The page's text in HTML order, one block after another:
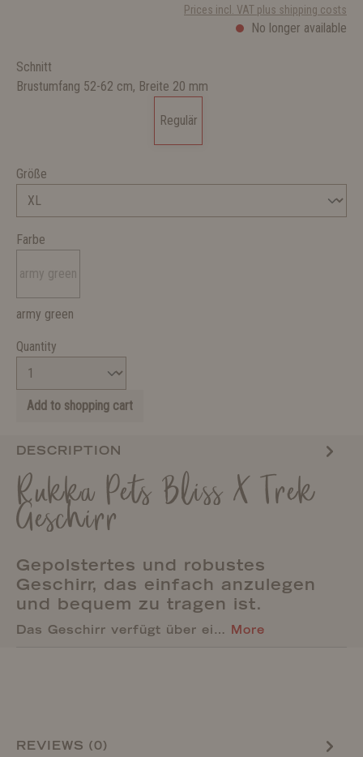
Prices incl. VAT plus shipping costs
No longer available
Schnitt
Brustumfang 52-62 cm, Breite 20 mm
Regulär
Größe
Farbe
army green
army green
Quantity
Add to shopping cart
DESCRIPTION
Rukka Pets Bliss X Trek
Geschirr
Gepolstertes und robustes
Geschirr, das einfach anzulegen
und bequem zu tragen ist.
Das Geschirr verfügt über ei… More
REVIEWS (0)